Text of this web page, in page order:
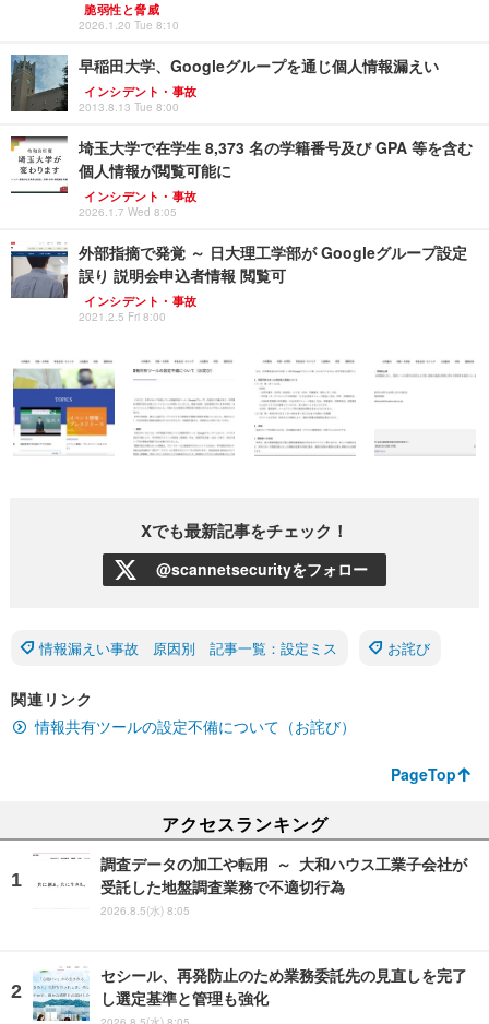
脆弱性と脅威
2026.1.20 Tue 8:10
早稲田大学、Googleグループを通じ個人情報漏えい
インシデント・事故
2013.8.13 Tue 8:00
埼玉大学で在学生 8,373 名の学籍番号及び GPA 等を含む
個人情報が閲覧可能に
インシデント・事故
2026.1.7 Wed 8:05
外部指摘で発覚 ～ 日大理工学部が Googleグループ設定
誤り 説明会申込者情報 閲覧可
インシデント・事故
2021.2.5 Fri 8:00
Xでも最新記事をチェック！
@scannetsecurityをフォロー
情報漏えい事故 原因別 記事一覧：設定ミス お詫び
関連リンク
情報共有ツールの設定不備について（お詫び）
PageTop
アクセスランキング
調査データの加工や転用 ～ 大和ハウス工業子会社が
受託した地盤調査業務で不適切行為
2026.8.5(水) 8:05
セシール、再発防止のため業務委託先の見直しを完了
し選定基準と管理も強化